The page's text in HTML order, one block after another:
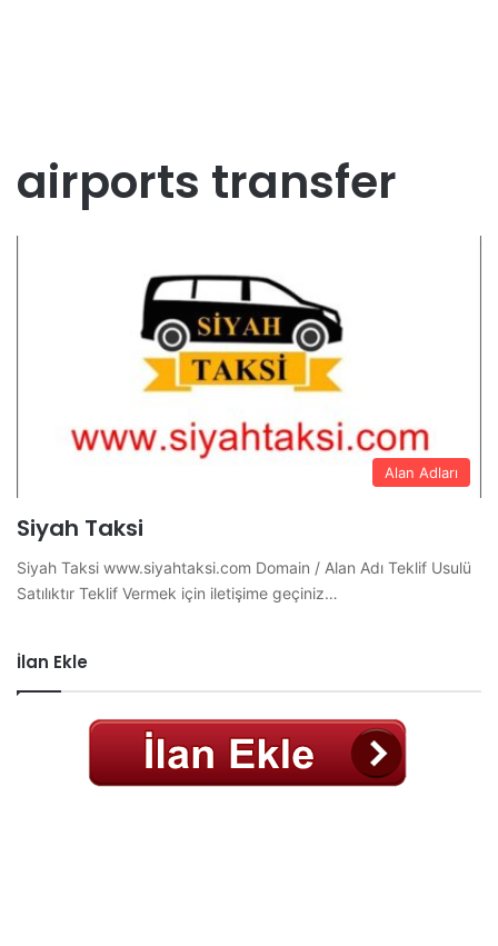
airports transfer
Alan Adları
Siyah Taksi
Siyah Taksi www.siyahtaksi.com Domain / Alan Adı Teklif Usulü
Satılıktır Teklif Vermek için iletişime geçiniz…
İlan Ekle